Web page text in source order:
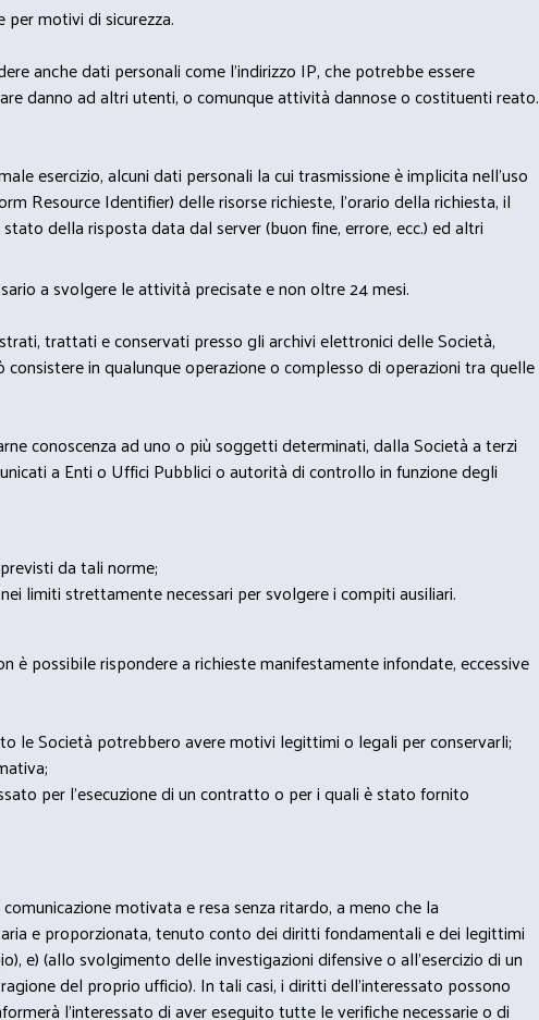
motivi di sicurezza.
anche dati personali come l'indirizzo IP, che potrebbe essere
danno ad altri utenti, o comunque attività dannose o costituenti reato.
esercizio, alcuni dati personali la cui trasmissione è implicita nell'uso
Resource Identifier) delle risorse richieste, l'orario della richiesta, il
della risposta data dal server (buon fine, errore, ecc.) ed altri
a svolgere le attività precisate e non oltre 24 mesi.
trattati e conservati presso gli archivi elettronici delle Società,
in qualunque operazione o complesso di operazioni tra quelle
conoscenza ad uno o più soggetti determinati, dalla Società a terzi
a Enti o Uffici Pubblici o autorità di controllo in funzione degli
da tali norme;
limiti strettamente necessari per svolgere i compiti ausiliari.
è possibile rispondere a richieste manifestamente infondate, eccessive
le Società potrebbero avere motivi legittimi o legali per conservarli;
per l’esecuzione di un contratto o per i quali è stato fornito
motivata e resa senza ritardo, a meno che la
e proporzionata, tenuto conto dei diritti fondamentali e dei legittimi
e) (allo svolgimento delle investigazioni difensive o all’esercizio di un
del proprio ufficio). In tali casi, i diritti dell’interessato possono
l’interessato di aver eseguito tutte le verifiche necessarie o di